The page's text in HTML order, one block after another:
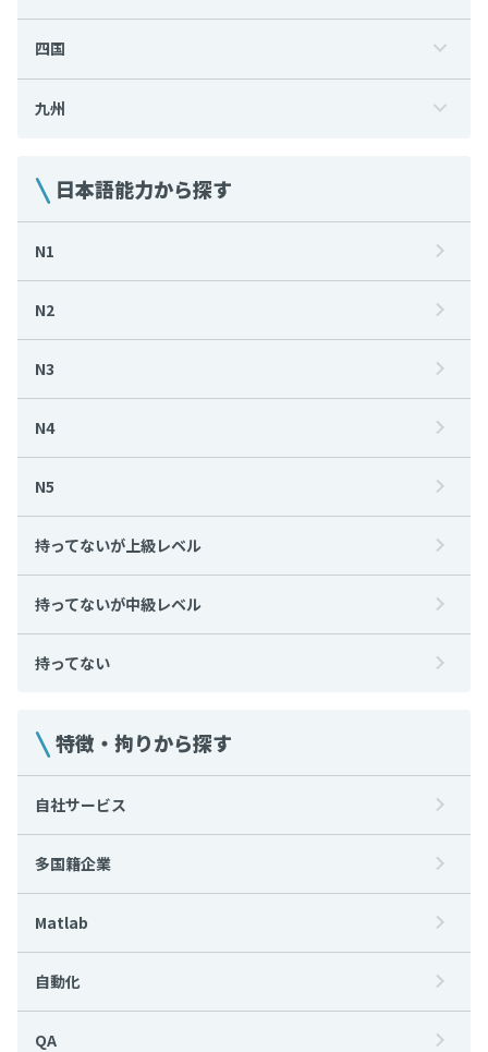
四国
九州
日本語能力から探す
N1
N2
N3
N4
N5
持ってないが上級レベル
持ってないが中級レベル
持ってない
特徴・拘りから探す
自社サービス
多国籍企業
Matlab
自動化
QA